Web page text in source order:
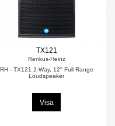
TX121
Renkus-Heinz
RH - TX121 2-Way, 12" Full Range
Loudspeaker
Visa